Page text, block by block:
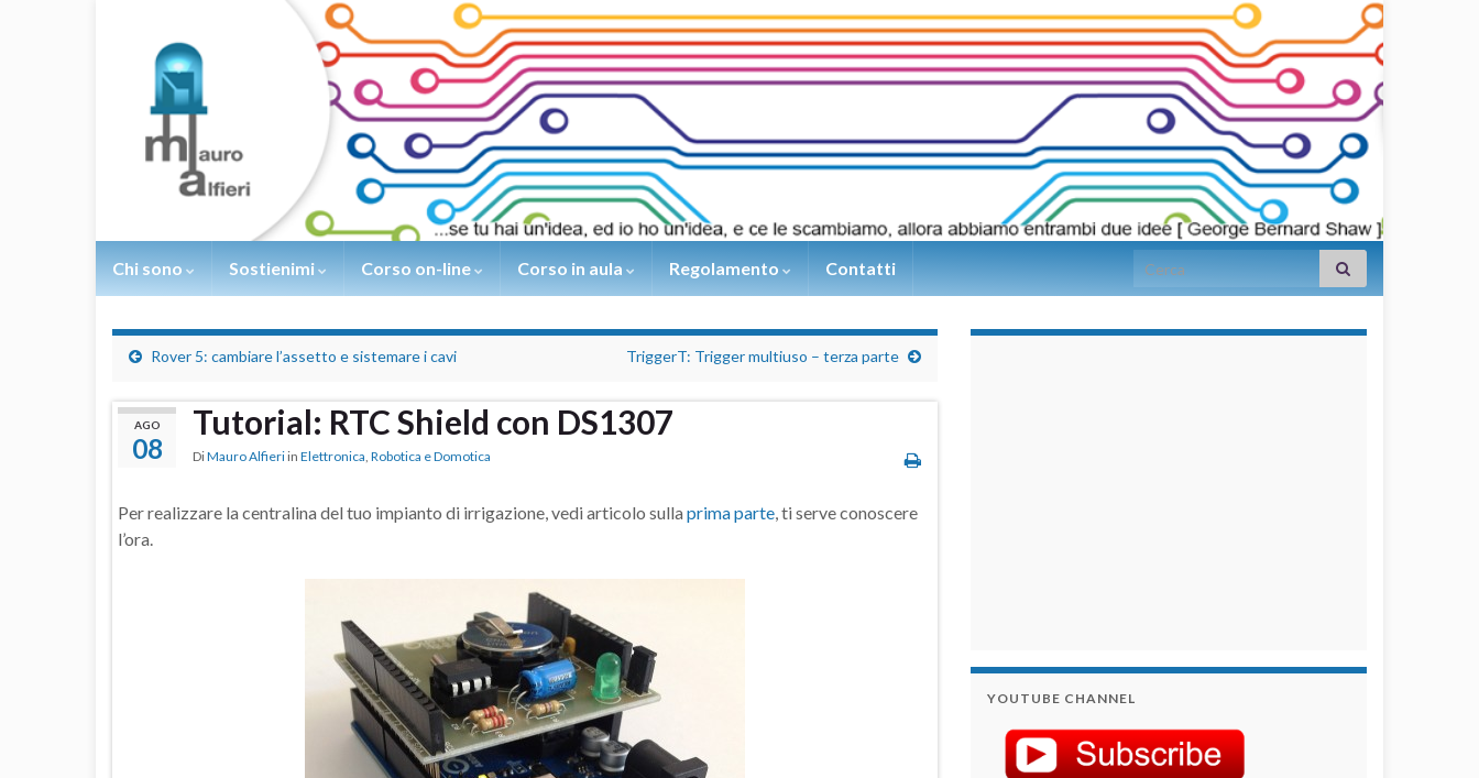
Chi sono Sostienimi Corso on-line Corso in aula Regolamento Contatti Search for:
Rover 5: cambiare l’assetto e sistemare i cavi TriggerT: Trigger multiuso – terza parte
AGO
08
Tutorial: RTC Shield con DS1307
DiMauro Alfieri in Elettronica, Robotica e Domotica
Per realizzare la centralina del tuo impianto di irrigazione, vedi articolo sulla prima parte, ti serve conoscere
l’ora.
YOUTUBE CHANNEL